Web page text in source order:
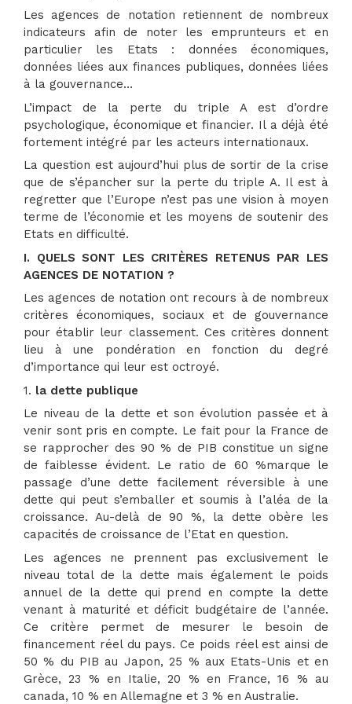
Les agences de notation retiennent de nombreux
indicateurs afin de noter les emprunteurs et en
particulier les Etats : données économiques,
données liées aux finances publiques, données liées
à la gouvernance…
L’impact de la perte du triple A est d’ordre
psychologique, économique et financier. Il a déjà été
fortement intégré par les acteurs internationaux.
La question est aujourd’hui plus de sortir de la crise
que de s’épancher sur la perte du triple A. Il est à
regretter que l’Europe n’est pas une vision à moyen
terme de l’économie et les moyens de soutenir des
Etats en difficulté.
I. QUELS SONT LES CRITÈRES RETENUS PAR LES
AGENCES DE NOTATION ?
Les agences de notation ont recours à de nombreux
critères économiques, sociaux et de gouvernance
pour établir leur classement. Ces critères donnent
lieu à une pondération en fonction du degré
d’importance qui leur est octroyé.
1. la dette publique
Le niveau de la dette et son évolution passée et à
venir sont pris en compte. Le fait pour la France de
se rapprocher des 90 % de PIB constitue un signe
de faiblesse évident. Le ratio de 60 %marque le
passage d’une dette facilement réversible à une
dette qui peut s’emballer et soumis à l’aléa de la
croissance. Au-delà de 90 %, la dette obère les
capacités de croissance de l’Etat en question.
Les agences ne prennent pas exclusivement le
niveau total de la dette mais également le poids
annuel de la dette qui prend en compte la dette
venant à maturité et déficit budgétaire de l’année.
Ce critère permet de mesurer le besoin de
financement réel du pays. Ce poids réel est ainsi de
50 % du PIB au Japon, 25 % aux Etats-Unis et en
Grèce, 23 % en Italie, 20 % en France, 16 % au
canada, 10 % en Allemagne et 3 % en Australie.